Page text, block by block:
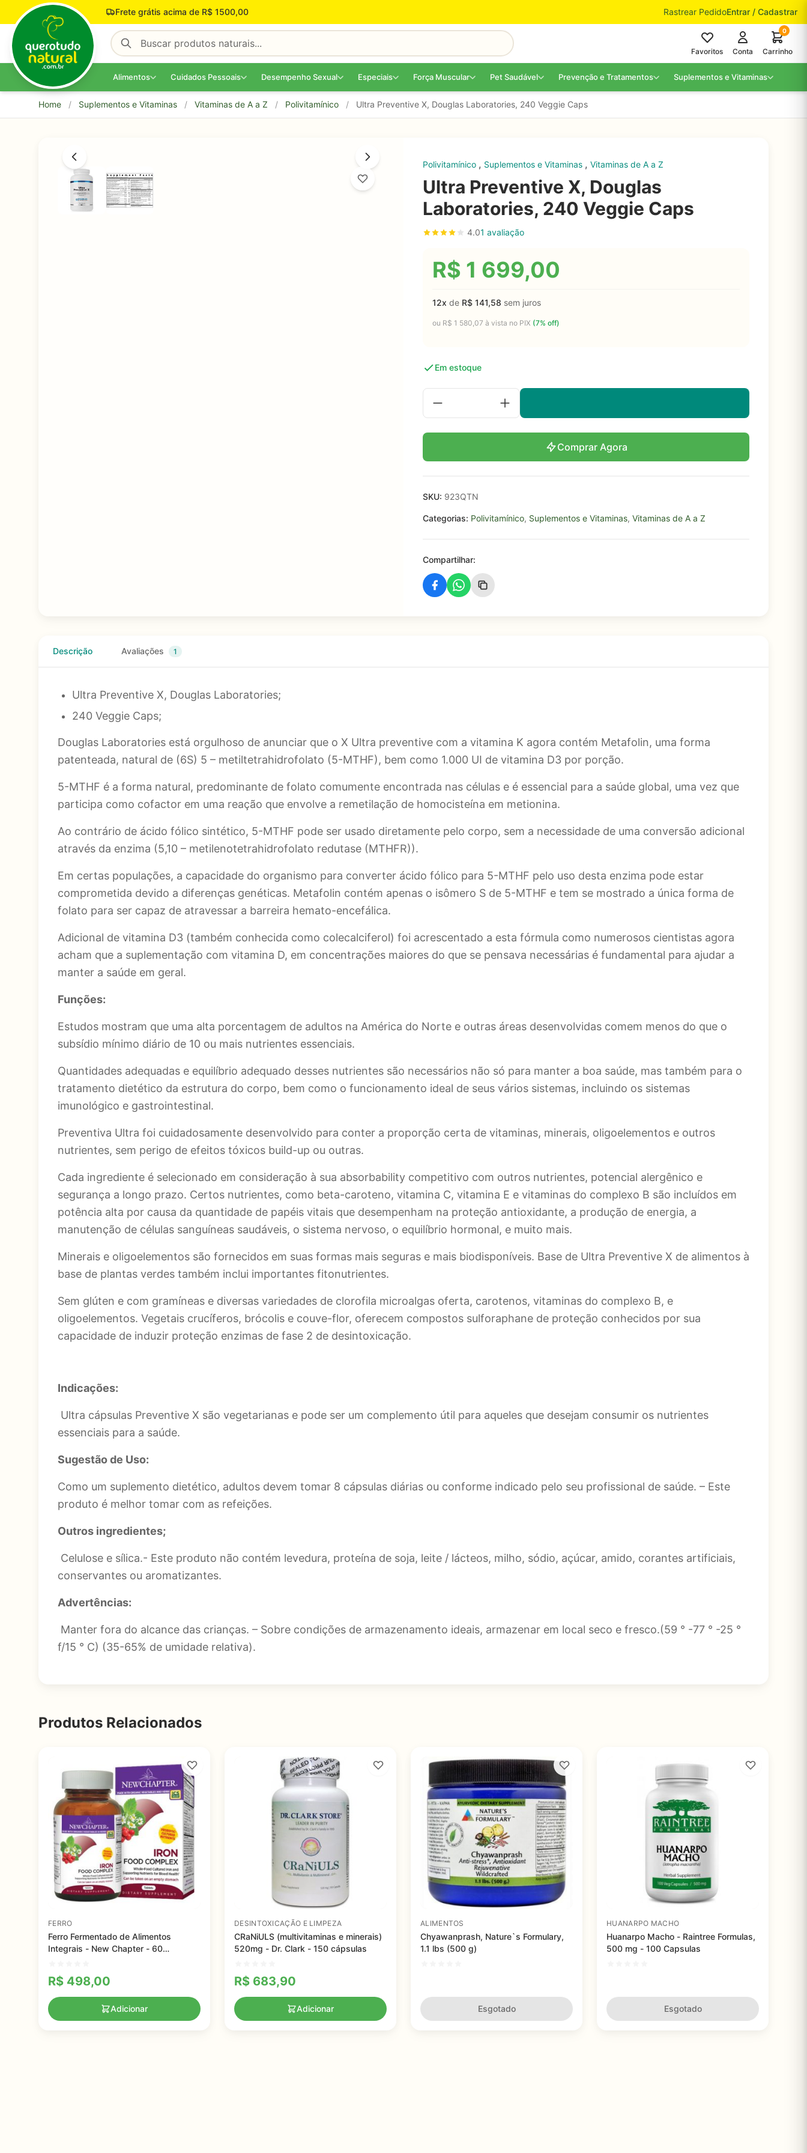
Pular para o conteúdo Frete grátis acima de R$ 1500,00 Rastrear PedidoEntrar / Cadastrar
Favoritos Conta
0
Carrinho
Alimentos Cuidados Pessoais Desempenho Sexual Especiais Força Muscular Pet Saudável Prevenção e Tratamentos Suplementos e Vitaminas
Home / Suplementos e Vitaminas / Vitaminas de A a Z / Polivitamínico / Ultra Preventive X, Douglas Laboratories, 240 Veggie Caps
Polivitamínico , Suplementos e Vitaminas , Vitaminas de A a Z
Ultra Preventive X, Douglas
Laboratories, 240 Veggie Caps
4.01 avaliação
R$ 1 699,00
12x de R$ 141,58 sem juros
ou R$ 1 580,07 à vista no PIX (7% off)
Em estoque
Comprar Agora
SKU: 923QTN
Categorias: Polivitamínico, Suplementos e Vitaminas, Vitaminas de A a Z
Compartilhar:
Descrição Avaliações 1
Ultra Preventive X, Douglas Laboratories;
240 Veggie Caps;
Douglas Laboratories está orgulhoso de anunciar que o X Ultra preventive com a vitamina K agora contém Metafolin, uma forma
patenteada, natural de (6S) 5 – metiltetrahidrofolato (5-MTHF), bem como 1.000 UI de vitamina D3 por porção.
5-MTHF é a forma natural, predominante de folato comumente encontrada nas células e é essencial para a saúde global, uma vez que
participa como cofactor em uma reação que envolve a remetilação de homocisteína em metionina.
Ao contrário de ácido fólico sintético, 5-MTHF pode ser usado diretamente pelo corpo, sem a necessidade de uma conversão adicional
através da enzima (5,10 – metilenotetrahidrofolato redutase (MTHFR)).
Em certas populações, a capacidade do organismo para converter ácido fólico para 5-MTHF pelo uso desta enzima pode estar
comprometida devido a diferenças genéticas. Metafolin contém apenas o isômero S de 5-MTHF e tem se mostrado a única forma de
folato para ser capaz de atravessar a barreira hemato-encefálica.
Adicional de vitamina D3 (também conhecida como colecalciferol) foi acrescentado a esta fórmula como numerosos cientistas agora
acham que a suplementação com vitamina D, em concentrações maiores do que se pensava necessárias é fundamental para ajudar a
manter a saúde em geral.
Funções:
Estudos mostram que uma alta porcentagem de adultos na América do Norte e outras áreas desenvolvidas comem menos do que o
subsídio mínimo diário de 10 ou mais nutrientes essenciais.
Quantidades adequadas e equilíbrio adequado desses nutrientes são necessários não só para manter a boa saúde, mas também para o
tratamento dietético da estrutura do corpo, bem como o funcionamento ideal de seus vários sistemas, incluindo os sistemas
imunológico e gastrointestinal.
Preventiva Ultra foi cuidadosamente desenvolvido para conter a proporção certa de vitaminas, minerais, oligoelementos e outros
nutrientes, sem perigo de efeitos tóxicos build-up ou outras.
Cada ingrediente é selecionado em consideração à sua absorbability competitivo com outros nutrientes, potencial alergênico e
segurança a longo prazo. Certos nutrientes, como beta-caroteno, vitamina C, vitamina E e vitaminas do complexo B são incluídos em
potência alta por causa da quantidade de papéis vitais que desempenham na proteção antioxidante, a produção de energia, a
manutenção de células sanguíneas saudáveis, o sistema nervoso, o equilíbrio hormonal, e muito mais.
Minerais e oligoelementos são fornecidos em suas formas mais seguras e mais biodisponíveis. Base de Ultra Preventive X de alimentos à
base de plantas verdes também inclui importantes fitonutrientes.
Sem glúten e com gramíneas e diversas variedades de clorofila microalgas oferta, carotenos, vitaminas do complexo B, e
oligoelementos. Vegetais crucíferos, brócolis e couve-flor, oferecem compostos sulforaphane de proteção conhecidos por sua
capacidade de induzir proteção enzimas de fase 2 de desintoxicação.
Indicações:
Ultra cápsulas Preventive X são vegetarianas e pode ser um complemento útil para aqueles que desejam consumir os nutrientes
essenciais para a saúde.
Sugestão de Uso:
Como um suplemento dietético, adultos devem tomar 8 cápsulas diárias ou conforme indicado pelo seu profissional de saúde. – Este
produto é melhor tomar com as refeições.
Outros ingredientes;
Celulose e sílica.- Este produto não contém levedura, proteína de soja, leite / lácteos, milho, sódio, açúcar, amido, corantes artificiais,
conservantes ou aromatizantes.
Advertências:
Manter fora do alcance das crianças. – Sobre condições de armazenamento ideais, armazenar em local seco e fresco.(59 ° -77 ° -25 °
f/15 ° C) (35-65% de umidade relativa).
Produtos Relacionados
FERRO
Ferro Fermentado de Alimentos
Integrais - New Chapter - 60
R$ 498,00
Adicionar
DESINTOXICAÇÃO E LIMPEZA
CRaNiULS (multivitaminas e minerais)
520mg - Dr. Clark - 150 cápsulas
R$ 683,90
Adicionar
ALIMENTOS
Chyawanprash, Nature`s Formulary,
1.1 lbs (500 g)
Esgotado
HUANARPO MACHO
Huanarpo Macho - Raintree Formulas,
500 mg - 100 Capsulas
Esgotado